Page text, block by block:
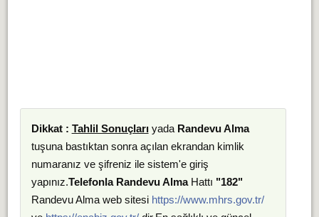
Dikkat : Tahlil Sonuçlarıyada Randevu Alma
tuşuna bastıktan sonra açılan ekrandan kimlik
numaranız ve şifreniz ile sistem'e giriş
yapınız.Telefonla Randevu AlmaHattı "182"
Randevu Alma web sitesi https://www.mhrs.gov.tr/